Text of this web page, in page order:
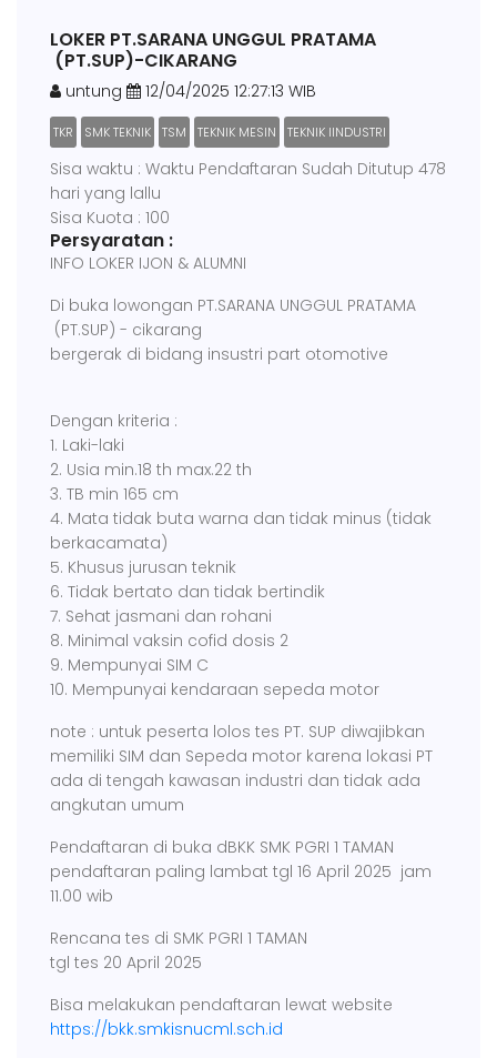
LOKER PT.SARANA UNGGUL PRATAMA
(PT.SUP)-CIKARANG
untung 12/04/2025 12:27:13 WIB
TKR SMK TEKNIK TSM TEKNIK MESIN TEKNIK IINDUSTRI
Sisa waktu : Waktu Pendaftaran Sudah Ditutup 478
hari yang lallu
Sisa Kuota : 100
Persyaratan :
INFO LOKER IJON & ALUMNI
Di buka lowongan PT.SARANA UNGGUL PRATAMA
(PT.SUP) - cikarang
bergerak di bidang insustri part otomotive
Dengan kriteria :
1. Laki-laki
2. Usia min.18 th max.22 th
3. TB min 165 cm
4. Mata tidak buta warna dan tidak minus (tidak
berkacamata)
5. Khusus jurusan teknik
6. Tidak bertato dan tidak bertindik
7. Sehat jasmani dan rohani
8. Minimal vaksin cofid dosis 2
9. Mempunyai SIM C
10. Mempunyai kendaraan sepeda motor
note : untuk peserta lolos tes PT. SUP diwajibkan
memiliki SIM dan Sepeda motor karena lokasi PT
ada di tengah kawasan industri dan tidak ada
angkutan umum
Pendaftaran di buka dBKK SMK PGRI 1 TAMAN
pendaftaran paling lambat tgl 16 April 2025 jam
11.00 wib
Rencana tes di SMK PGRI 1 TAMAN
tgl tes 20 April 2025
Bisa melakukan pendaftaran lewat website
https://bkk.smkisnucml.sch.id